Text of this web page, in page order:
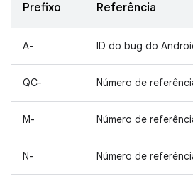
Prefixo Referência
A- ID do bug do
QC- Número de
M- Número de
N- Número de